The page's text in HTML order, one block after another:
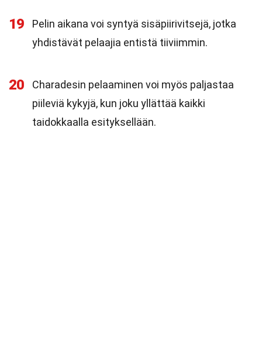
19
Pelin aikana voi syntyä sisäpiirivitsejä, jotka
yhdistävät pelaajia entistä tiiviimmin.
20
Charadesin pelaaminen voi myös paljastaa
piileviä kykyjä, kun joku yllättää kaikki
taidokkaalla esityksellään.